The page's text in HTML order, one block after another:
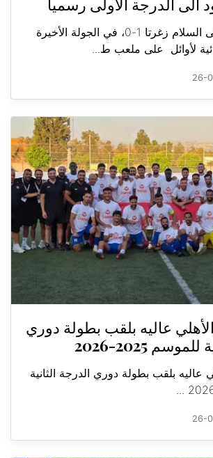
فوز طرابلس على السلام زغرتا 1-0، في الجولة الأخيرة
لأوائل على ملعب ط...
26-
الأهلي عاليه بلقب بطولة دوري
2025-2026
عاليه بلقب بطولة دوري الدرجة الثانية
26-